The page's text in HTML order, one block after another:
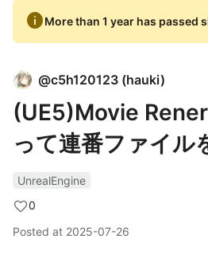
infoMore than 1 year has passed
@c5h120123 (hauki)
(UE5)Movie
って連番ファイル
UnrealEngine
0
Posted at 2025-07-26